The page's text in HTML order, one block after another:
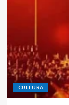
CULTURA